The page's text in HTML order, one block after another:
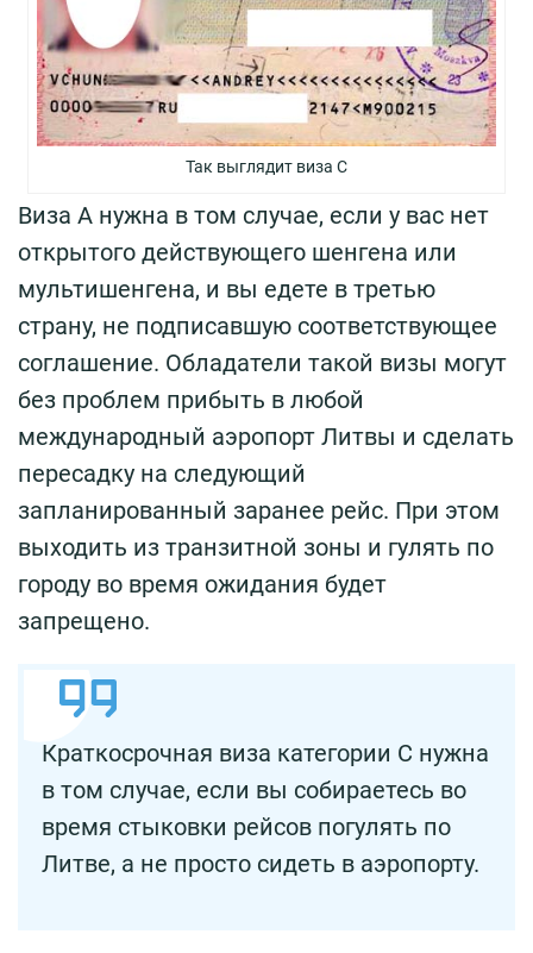
Так выглядит виза C
Виза A нужна в том случае, если у вас нет
открытого действующего шенгена или
мультишенгена, и вы едете в третью
страну, не подписавшую соответствующее
соглашение. Обладатели такой визы могут
без проблем прибыть в любой
международный аэропорт Литвы и сделать
пересадку на следующий
запланированный заранее рейс. При этом
выходить из транзитной зоны и гулять по
городу во время ожидания будет
запрещено.
Краткосрочная виза категории С нужна
в том случае, если вы собираетесь во
время стыковки рейсов погулять по
Литве, а не просто сидеть в аэропорту.